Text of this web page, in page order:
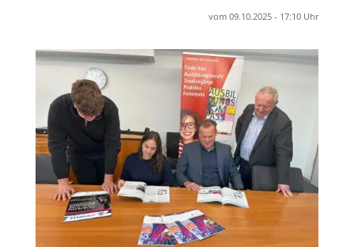
vom 09.10.2025 - 17:10 Uhr